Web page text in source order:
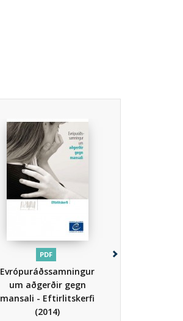
PDF
Evrópuráðssamningur
um aðgerðir gegn
mansali - Eftirlitskerfi
(2014)